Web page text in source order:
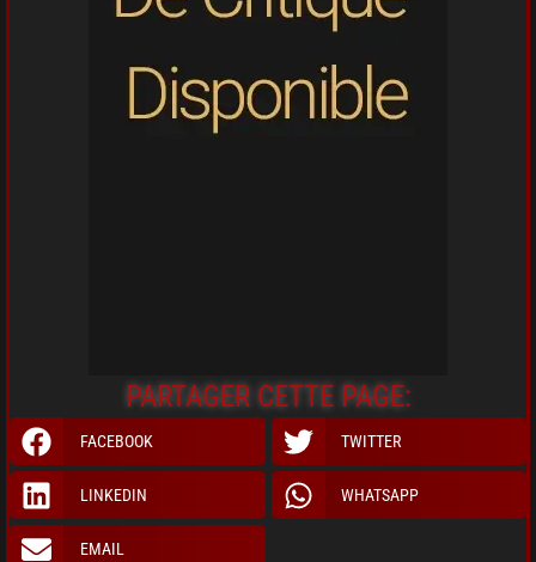
PARTAGER CETTE PAGE:
FACEBOOK TWITTER
LINKEDIN WHATSAPP
EMAIL